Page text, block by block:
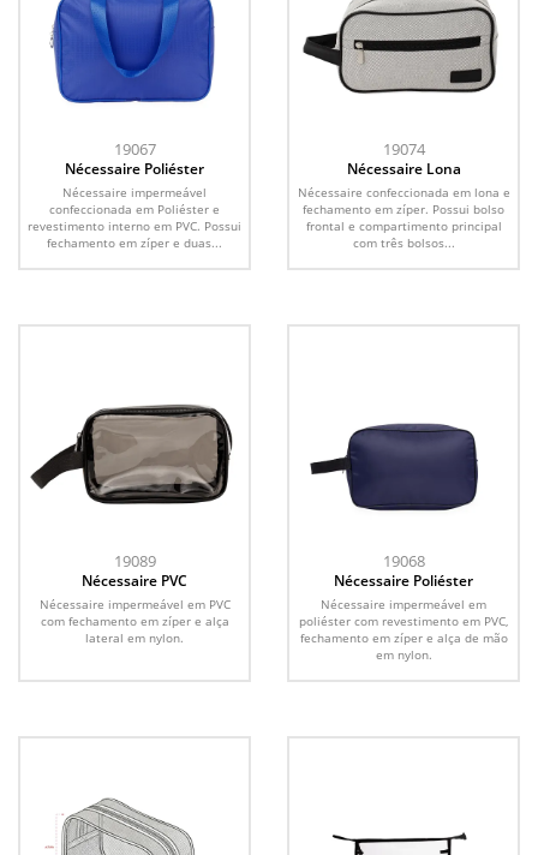
19067
Nécessaire Poliéster
Nécessaire impermeável
confeccionada em Poliéster e
revestimento interno em PVC. Possui
fechamento em zíper e duas...
19074
Nécessaire Lona
Nécessaire confeccionada em lona e
fechamento em zíper. Possui bolso
frontal e compartimento principal
com três bolsos...
19089
Nécessaire PVC
Nécessaire impermeável em PVC
com fechamento em zíper e alça
lateral em nylon.
19068
Nécessaire Poliéster
Nécessaire impermeável em
poliéster com revestimento em PVC,
fechamento em zíper e alça de mão
em nylon.